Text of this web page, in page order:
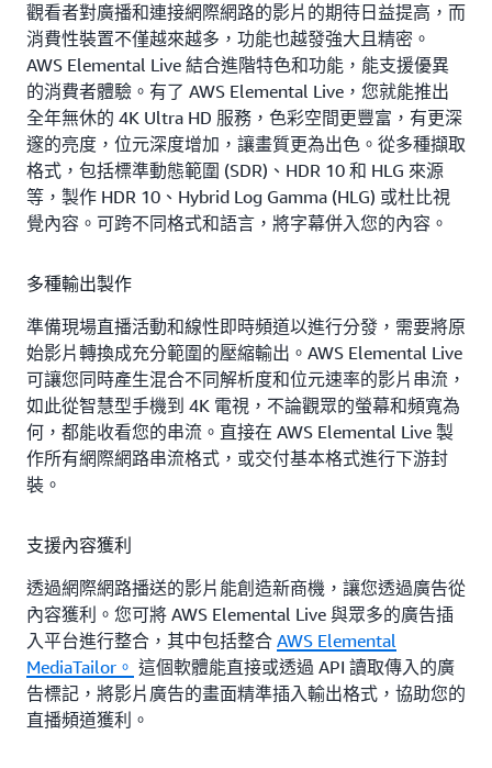
觀看者對廣播和連接網際網路的影片的期待日益提高，而
消費性裝置不僅越來越多，功能也越發強大且精密。
AWS Elemental Live 結合進階特色和功能，能支援優異
的消費者體驗。有了 AWS Elemental Live，您就能推出
全年無休的 4K Ultra HD 服務，色彩空間更豐富，有更深
邃的亮度，位元深度增加，讓畫質更為出色。從多種擷取
格式，包括標準動態範圍 (SDR)、HDR 10 和 HLG 來源
等，製作 HDR 10、Hybrid Log Gamma (HLG) 或杜比視
覺內容。可跨不同格式和語言，將字幕併入您的內容。
多種輸出製作
準備現場直播活動和線性即時頻道以進行分發，需要將原
始影片轉換成充分範圍的壓縮輸出。AWS Elemental Live
可讓您同時產生混合不同解析度和位元速率的影片串流，
如此從智慧型手機到 4K 電視，不論觀眾的螢幕和頻寬為
何，都能收看您的串流。直接在 AWS Elemental Live 製
作所有網際網路串流格式，或交付基本格式進行下游封
裝。
支援內容獲利
透過網際網路播送的影片能創造新商機，讓您透過廣告從
內容獲利。您可將 AWS Elemental Live 與眾多的廣告插
入平台進行整合，其中包括整合 AWS Elemental
MediaTailor。 這個軟體能直接或透過 API 讀取傳入的廣
告標記，將影片廣告的畫面精準插入輸出格式，協助您的
直播頻道獲利。